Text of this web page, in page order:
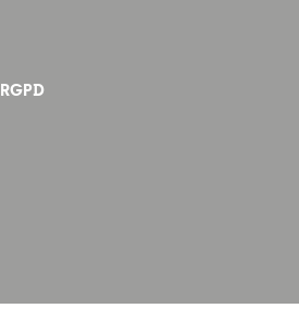
RGPD